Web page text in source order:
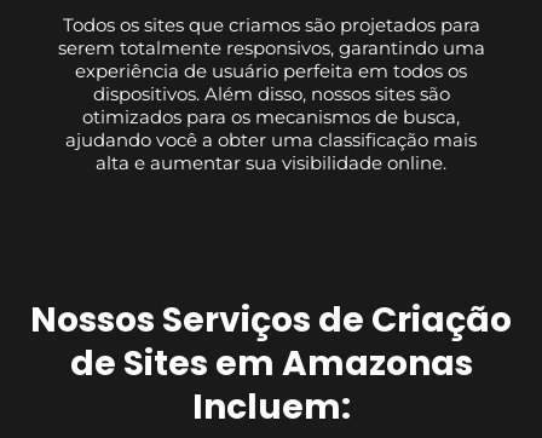
Todos os sites que criamos são projetados para
serem totalmente responsivos, garantindo uma
experiência de usuário perfeita em todos os
dispositivos. Além disso, nossos sites são
otimizados para os mecanismos de busca,
ajudando você a obter uma classificação mais
alta e aumentar sua visibilidade online.
Nossos Serviços de Criação
de Sites em Amazonas
Incluem: